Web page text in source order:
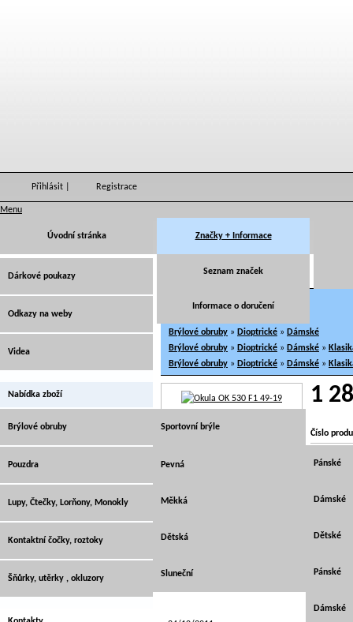
Přihlásit Registrace
Menu
Úvodní stránka Značky + Informace
Seznam značek
Informace o doručení
Okula OK 530 F1 49-19
Brýlové obruby
Brýlové obruby » Dioptrické » Dámské
Brýlové obruby » Dioptrické » Dámské »
Brýlové obruby » Dioptrické » Dámské »
1
Číslo
Cena vč.
Máte k
Dárkové poukazy
Odkazy na weby
Videa
Nabídka zboží
Brýlové obruby Sportovní brýle
Dioptrické Pánské
Dámské
Půlky -
Dětské
Vrtané
Sluneční Dětské
Pánské
Dámské
Pouzdra Pevná
Měkká
Dětská
Sluneční
Lupy, Čtečky, Lorňony, Monokly
Kontaktní čočky, roztoky
Šňůrky, utěrky , okluzory